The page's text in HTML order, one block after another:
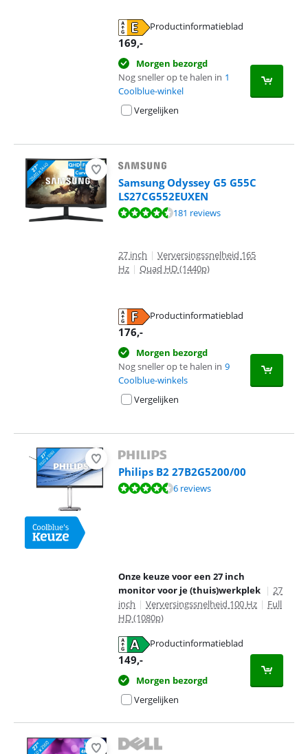
Productinformatieblad
169,-
Morgen bezorgd
Nog sneller op te halen in 1
Coolblue-winkel
Vergelijken
Samsung Odyssey G5 G55C
LS27CG552EUXEN
Beoordeling is 9,0 van de 10, gebaseerd op 181 reviews.
181 reviews
27 inch | Verversingssnelheid 165
Hz | Quad HD (1440p)
Productinformatieblad
176,-
Morgen bezorgd
Nog sneller op te halen in 9
Coolblue-winkels
Vergelijken
Philips B2 27B2G5200/00
Beoordeling is 9,0 van de 10, gebaseerd op 6 reviews.
6 reviews
Onze keuze voor een 27 inch
monitor voor je (thuis)werkplek | 27
inch | Verversingssnelheid 100 Hz | Full
HD (1080p)
Productinformatieblad
149,-
Morgen bezorgd
Vergelijken